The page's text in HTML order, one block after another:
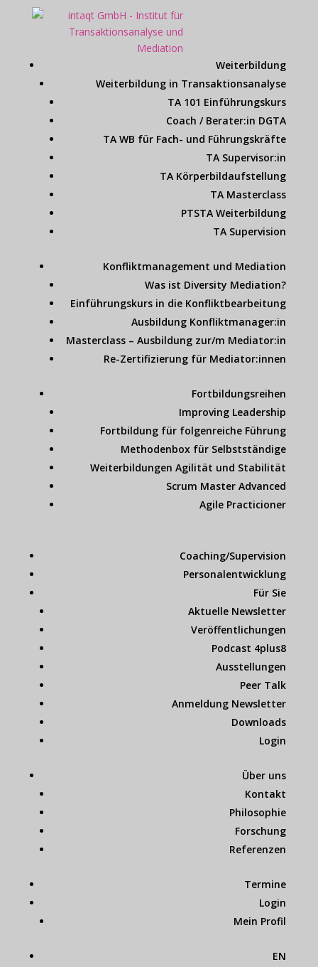
Weiterbildung
Weiterbildung in Transaktionsanalyse
TA 101 Einführungskurs
Coach / Berater:in DGTA
TA WB für Fach- und Führungskräfte
TA Supervisor:in
TA Körperbildaufstellung
TA Masterclass
PTSTA Weiterbildung
TA Supervision
Konfliktmanagement und Mediation
Was ist Diversity Mediation?
Einführungskurs in die Konfliktbearbeitung
Ausbildung Konfliktmanager:in
Masterclass – Ausbildung zur/m Mediator:in
Re-Zertifizierung für Mediator:innen
Fortbildungsreihen
Improving Leadership
Fortbildung für folgenreiche Führung
Methodenbox für Selbstständige
Weiterbildungen Agilität und Stabilität
Scrum Master Advanced
Agile Practicioner
Coaching/Supervision
Personalentwicklung
Für Sie
Aktuelle Newsletter
Veröffentlichungen
Podcast 4plus8
Ausstellungen
Peer Talk
Anmeldung Newsletter
Downloads
Login
Über uns
Kontakt
Philosophie
Forschung
Referenzen
Termine
Login
Mein Profil
EN